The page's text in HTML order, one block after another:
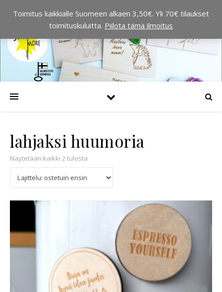
lahjaksi huumoria
Näytetään kaikki 2 tulosta
Toimitus kaikkialle Suomeen alkaen 3,50€. Yli 70€ tilaukset
toimituskuluitta. Piilota tämä ilmoitus